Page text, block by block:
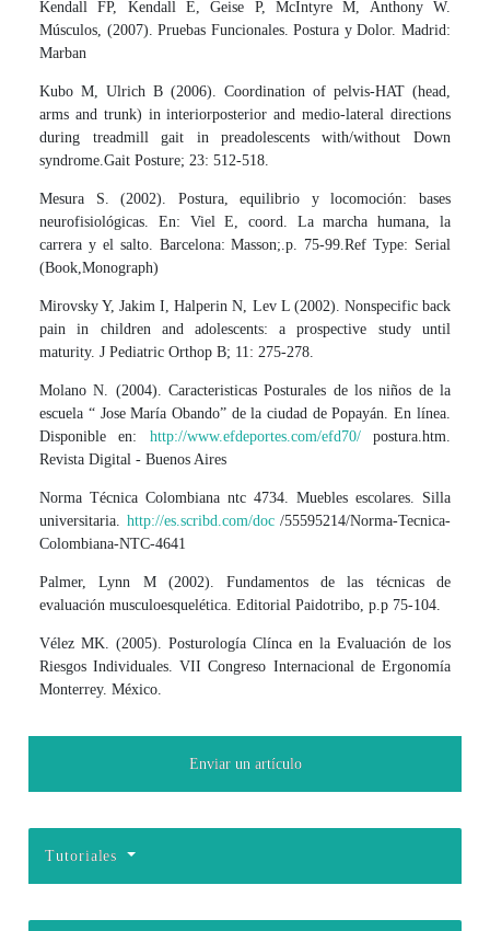
Kendall FP, Kendall E, Geise P, McIntyre M, Anthony W.
Músculos, (2007). Pruebas Funcionales. Postura y Dolor. Madrid:
Marban
Kubo M, Ulrich B (2006). Coordination of pelvis-HAT (head,
arms and trunk) in interiorposterior and medio-lateral directions
during treadmill gait in preadolescents with/without Down
syndrome.Gait Posture; 23: 512-518.
Mesura S. (2002). Postura, equilibrio y locomoción: bases
neurofisiológicas. En: Viel E, coord. La marcha humana, la
carrera y el salto. Barcelona: Masson;.p. 75-99.Ref Type: Serial
(Book,Monograph)
Mirovsky Y, Jakim I, Halperin N, Lev L (2002). Nonspecific back
pain in children and adolescents: a prospective study until
maturity. J Pediatric Orthop B; 11: 275-278.
Molano N. (2004). Caracteristicas Posturales de los niños de la
escuela “ Jose María Obando” de la ciudad de Popayán. En línea.
Disponible en: http://www.efdeportes.com/efd70/postura.htm.
Revista Digital - Buenos Aires
Norma Técnica Colombiana ntc 4734. Muebles escolares. Silla
universitaria. http://es.scribd.com/doc/55595214/Norma-Tecnica-
Colombiana-NTC-4641
Palmer, Lynn M (2002). Fundamentos de las técnicas de
evaluación musculoesquelética. Editorial Paidotribo, p.p 75-104.
Vélez MK. (2005). Posturología Clínca en la Evaluación de los
Riesgos Individuales. VII Congreso Internacional de Ergonomía
Monterrey. México.
Enviar un artículo
Tutoriales